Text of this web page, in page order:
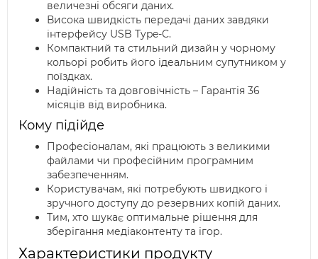
величезні обсяги даних.
Висока швидкість передачі даних завдяки
інтерфейсу USB Type-C.
Компактний та стильний дизайн у чорному
кольорі робить його ідеальним супутником у
поїздках.
Надійність та довговічність – Гарантія 36
місяців від виробника.
Кому підійде
Професіоналам, які працюють з великими
файлами чи професійним програмним
забезпеченням.
Користувачам, які потребують швидкого і
зручного доступу до резервних копій даних.
Тим, хто шукає оптимальне рішення для
зберігання медіаконтенту та ігор.
Характеристики продукту